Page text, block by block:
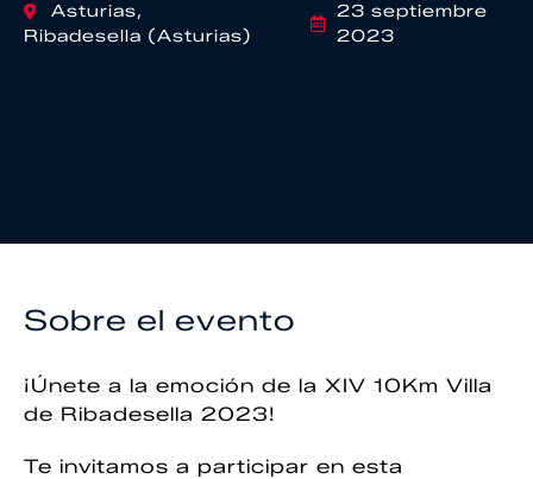
Asturias,
Ribadesella (Asturias)
23 septiembre
2023
Sobre el evento
¡Únete a la emoción de la XIV 10Km Villa
de Ribadesella 2023!
Te invitamos a participar en esta